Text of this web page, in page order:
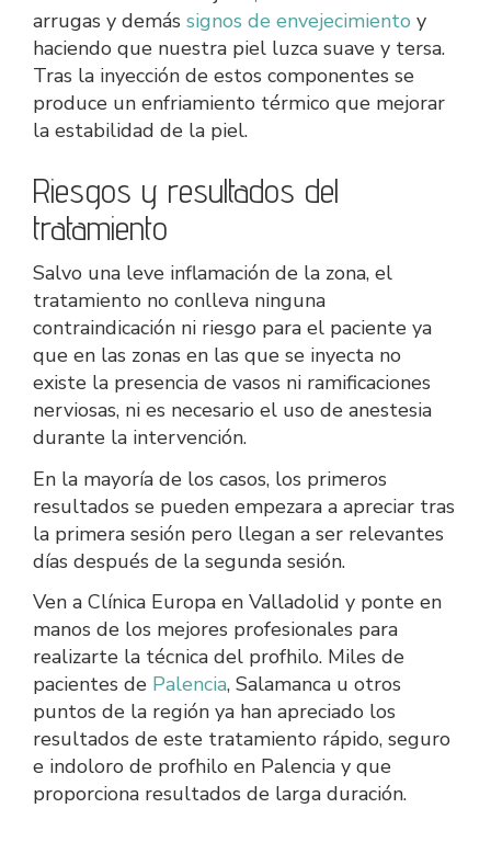
arrugas y demás signos de envejecimiento y
haciendo que nuestra piel luzca suave y tersa.
Tras la inyección de estos componentes se
produce un enfriamiento térmico que mejorar
la estabilidad de la piel.
Riesgos y resultados del
tratamiento
Salvo una leve inflamación de la zona, el
tratamiento no conlleva ninguna
contraindicación ni riesgo para el paciente ya
que en las zonas en las que se inyecta no
existe la presencia de vasos ni ramificaciones
nerviosas, ni es necesario el uso de anestesia
durante la intervención.
En la mayoría de los casos, los primeros
resultados se pueden empezara a apreciar tras
la primera sesión pero llegan a ser relevantes
días después de la segunda sesión.
Ven a Clínica Europa en Valladolid y ponte en
manos de los mejores profesionales para
realizarte la técnica del profhilo. Miles de
pacientes de Palencia, Salamanca u otros
puntos de la región ya han apreciado los
resultados de este tratamiento rápido, seguro
e indoloro de profhilo en Palencia y que
proporciona resultados de larga duración.